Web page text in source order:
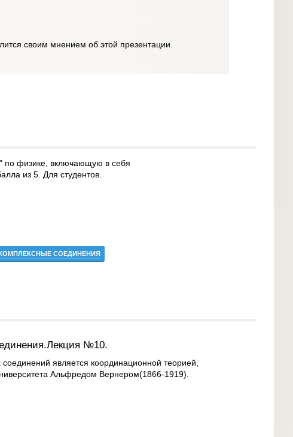
своим мнением об этой презентации.
по физике, включающую в себя
из 5. Для студентов.
СОЕДИНЕНИЯ
№10.
является координационной теорией,
Альфредом Вернером(1866-1919).